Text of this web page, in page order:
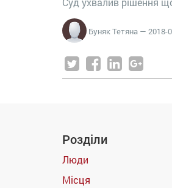
Буняк Тетяна — 2018-
Розділи
Люди
Місця